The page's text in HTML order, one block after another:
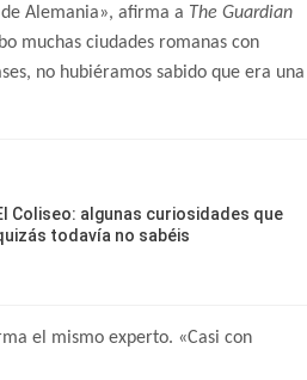
Alemania», afirma a The Guardian
muchas ciudades romanas con
no hubiéramos sabido que era una
Coliseo: algunas curiosidades que
todavía no sabéis
el mismo experto. «Casi con